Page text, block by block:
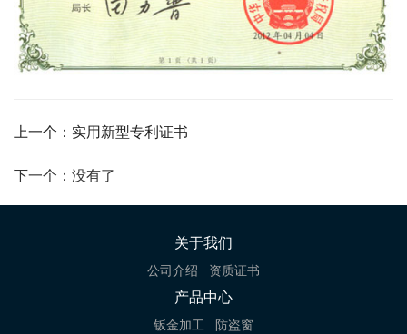
上一个：实用新型专利证书
下一个：没有了
关于我们
公司介绍 资质证书
产品中心
钣金加工 防盗窗